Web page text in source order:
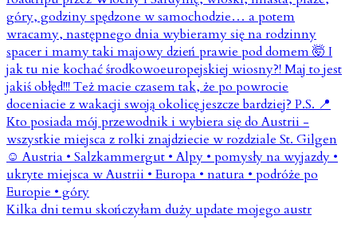
Kilka dni temu skończyłam duży update mojego austr